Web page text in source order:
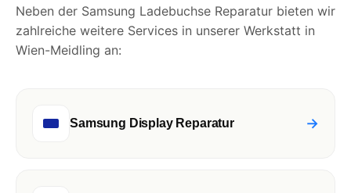
Neben der Samsung Ladebuchse Reparatur bieten wir
zahlreiche weitere Services in unserer Werkstatt in
Wien-Meidling an:
Samsung Display Reparatur →